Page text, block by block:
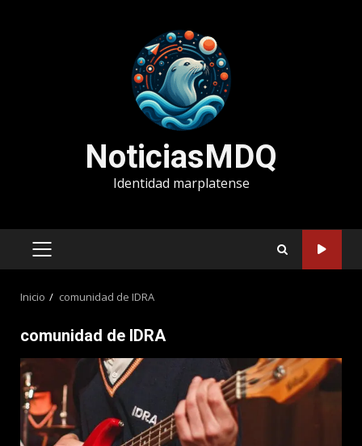
NoticiasMDQ
Identidad marplatense
MENÚ
Inicio comunidad de IDRA
comunidad de IDRA